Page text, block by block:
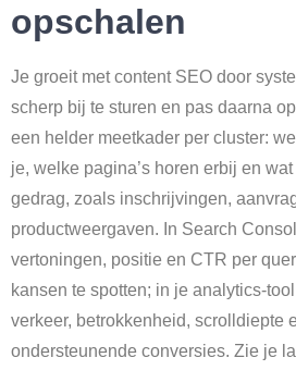
opschalen
Je groeit met content SEO door
scherp bij te sturen en pas daarna
een helder meetkader per cluster:
je, welke pagina’s horen erbij en
gedrag, zoals inschrijvingen,
productweergaven. In Search
vertoningen, positie en CTR per
kansen te spotten; in je analytics-
verkeer, betrokkenheid, scrolldiepte
ondersteunende conversies. Zie je